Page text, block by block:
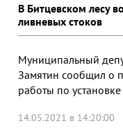
В Битцевском лесу
ливневых стоков
Муниципальный
Замятин сообщил о
работы по
14.05.2021 в 14:20:00